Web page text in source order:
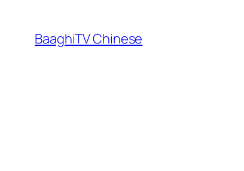
content
BaaghiTV Chinese